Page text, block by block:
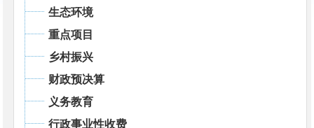
生态环境
重点项目
乡村振兴
财政预决算
义务教育
行政事业性收费